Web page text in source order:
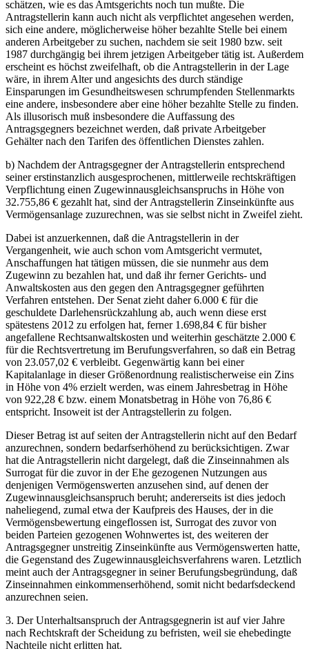
schätzen, wie es das Amtsgerichts noch tun mußte. Die
Antragstellerin kann auch nicht als verpflichtet angesehen werden,
sich eine andere, möglicherweise höher bezahlte Stelle bei einem
anderen Arbeitgeber zu suchen, nachdem sie seit 1980 bzw. seit
1987 durchgängig bei ihrem jetzigen Arbeitgeber tätig ist. Außerdem
erscheint es höchst zweifelhaft, ob die Antragstellerin in der Lage
wäre, in ihrem Alter und angesichts des durch ständige
Einsparungen im Gesundheitswesen schrumpfenden Stellenmarkts
eine andere, insbesondere aber eine höher bezahlte Stelle zu finden.
Als illusorisch muß insbesondere die Auffassung des
Antragsgegners bezeichnet werden, daß private Arbeitgeber
Gehälter nach den Tarifen des öffentlichen Dienstes zahlen.
b) Nachdem der Antragsgegner der Antragstellerin entsprechend
seiner erstinstanzlich ausgesprochenen, mittlerweile rechtskräftigen
Verpflichtung einen Zugewinnausgleichsanspruchs in Höhe von
32.755,86 € gezahlt hat, sind der Antragstellerin Zinseinkünfte aus
Vermögensanlage zuzurechnen, was sie selbst nicht in Zweifel zieht.
Dabei ist anzuerkennen, daß die Antragstellerin in der
Vergangenheit, wie auch schon vom Amtsgericht vermutet,
Anschaffungen hat tätigen müssen, die sie nunmehr aus dem
Zugewinn zu bezahlen hat, und daß ihr ferner Gerichts- und
Anwaltskosten aus den gegen den Antragsgegner geführten
Verfahren entstehen. Der Senat zieht daher 6.000 € für die
geschuldete Darlehensrückzahlung ab, auch wenn diese erst
spätestens 2012 zu erfolgen hat, ferner 1.698,84 € für bisher
angefallene Rechtsanwaltskosten und weiterhin geschätzte 2.000 €
für die Rechtsvertretung im Berufungsverfahren, so daß ein Betrag
von 23.057,02 € verbleibt. Gegenwärtig kann bei einer
Kapitalanlage in dieser Größenordnung realistischerweise ein Zins
in Höhe von 4% erzielt werden, was einem Jahresbetrag in Höhe
von 922,28 € bzw. einem Monatsbetrag in Höhe von 76,86 €
entspricht. Insoweit ist der Antragstellerin zu folgen.
Dieser Betrag ist auf seiten der Antragstellerin nicht auf den Bedarf
anzurechnen, sondern bedarfserhöhend zu berücksichtigen. Zwar
hat die Antragstellerin nicht dargelegt, daß die Zinseinnahmen als
Surrogat für die zuvor in der Ehe gezogenen Nutzungen aus
denjenigen Vermögenswerten anzusehen sind, auf denen der
Zugewinnausgleichsanspruch beruht; andererseits ist dies jedoch
naheliegend, zumal etwa der Kaufpreis des Hauses, der in die
Vermögensbewertung eingeflossen ist, Surrogat des zuvor von
beiden Parteien gezogenen Wohnwertes ist, des weiteren der
Antragsgegner unstreitig Zinseinkünfte aus Vermögenswerten hatte,
die Gegenstand des Zugewinnausgleichsverfahrens waren. Letztlich
meint auch der Antragsgegner in seiner Berufungsbegründung, daß
Zinseinnahmen einkommenserhöhend, somit nicht bedarfsdeckend
anzurechnen seien.
3. Der Unterhaltsanspruch der Antragsgegnerin ist auf vier Jahre
nach Rechtskraft der Scheidung zu befristen, weil sie ehebedingte
Nachteile nicht erlitten hat.